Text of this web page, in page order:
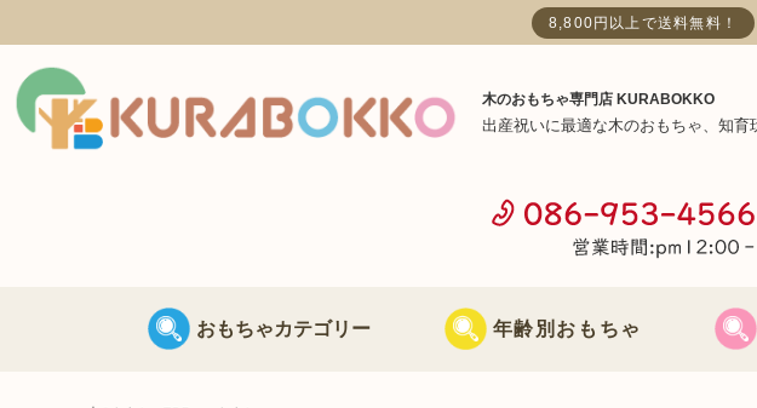
8,800円以上で送料無料！
木のおもちゃ専門店 KURABOKKO
出産祝いに最適な木のおもちゃ、知育
おもちゃカテゴリー 年齢別おもちゃ